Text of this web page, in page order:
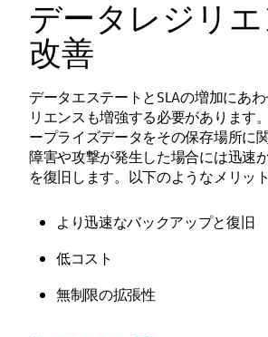
データレジリ
改善
データエステートとSLAの増加にあ
リエンスも増強する必要があります
ープライズデータをその保存場所に
障害や攻撃が発生した場合には迅速
を復旧します。以下のようなメリッ
より迅速なバックアップと復旧
低コスト
無制限の拡張性